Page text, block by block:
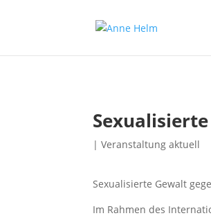
|Veranstaltung aktuell
Sexualisierte Gewalt
Im Rahmen des